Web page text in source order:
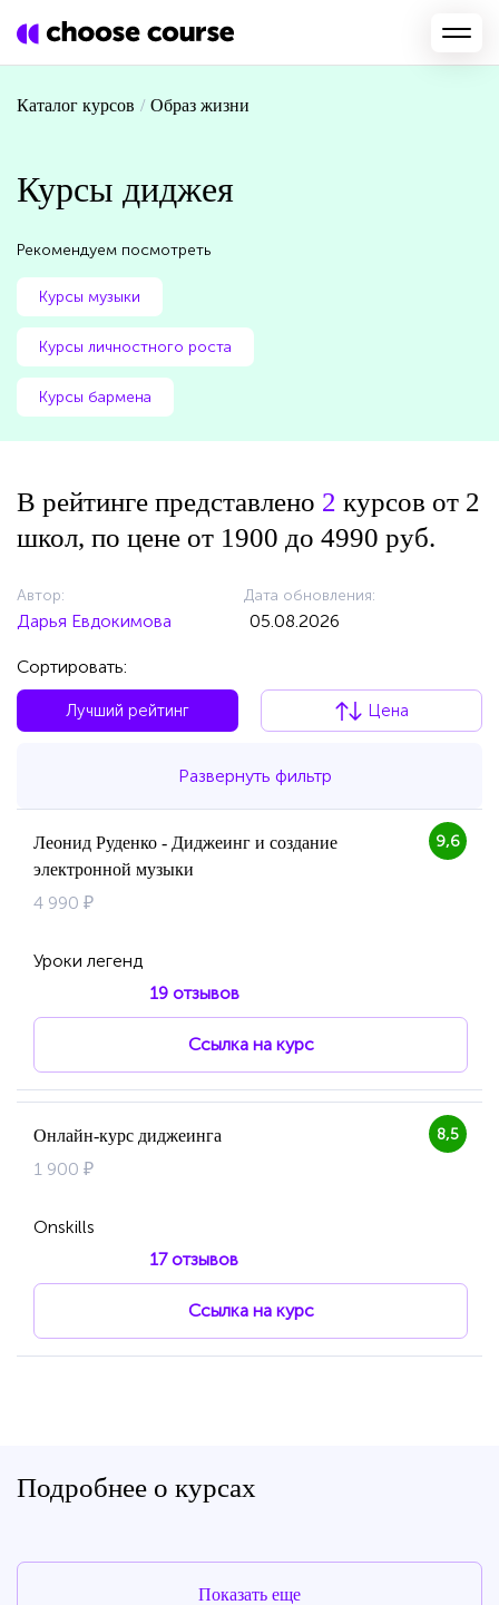
Каталог курсов / Образ жизни
Курсы диджея
Рекомендуем посмотреть
Курсы музыки
Курсы личностного роста
Курсы бармена
В рейтинге представлено 2 курсов от 2
школ, по цене от 1900 до 4990 руб.
Сортировать:
Лучший рейтинг Цена
Дата обновления:
05.08.2026
Автор:
Дарья Евдокимова
Развернуть фильтр
9,6
Леонид Руденко - Диджеинг и создание
электронной музыки
4 990 ₽
Уроки легенд
19 отзывов
Ссылка на курс
8,5
Онлайн-курс диджеинга
1 900 ₽
Onskills
17 отзывов
Ссылка на курс
Подробнее о курсах
Показать еще